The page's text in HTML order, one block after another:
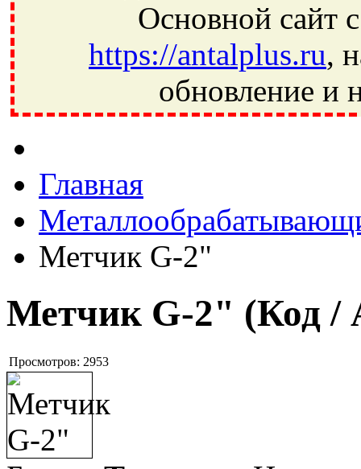
Основной сайт
https://antalplus.ru,
обновление и
Ивантеевка, подшипники, пневматика, метизы, техника,
Главная
Метчик G-2"
Метчик G-2" (Код
Просмотров: 2953